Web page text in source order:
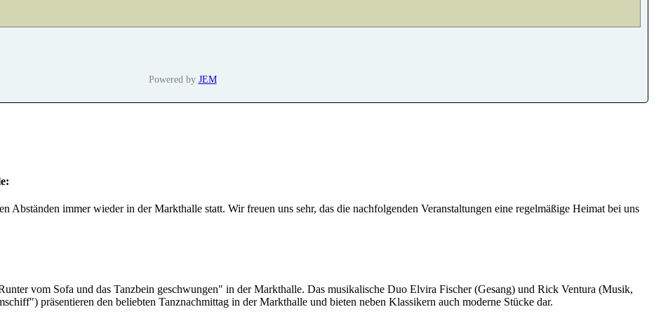
Powered by JEM
Abständen immer wieder in der Markthalle statt. Wir freuen uns sehr, das die nachfolgenden Veranstaltungen eine regelmäßige Heimat bei uns
vom Sofa und das Tanzbein geschwungen" in der Markthalle. Das musikalische Duo Elvira Fischer (Gesang) und Rick Ventura (Musik,
präsentieren den beliebten Tanznachmittag in der Markthalle und bieten neben Klassikern auch moderne Stücke dar.